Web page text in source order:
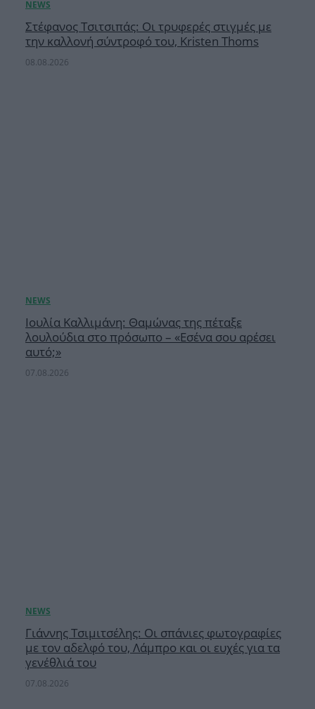
Στέφανος Τσιτσιπάς: Οι τρυφερές στιγμές με
την καλλονή σύντροφό του, Kristen Thoms
08.08.2026
Ιουλία Καλλιμάνη: Θαμώνας της πέταξε
λουλούδια στο πρόσωπο – «Εσένα σου αρέσει
αυτό;»
07.08.2026
Γιάννης Τσιμιτσέλης: Οι σπάνιες φωτογραφίες
με τον αδελφό του, Λάμπρο και οι ευχές για τα
γενέθλιά του
07.08.2026